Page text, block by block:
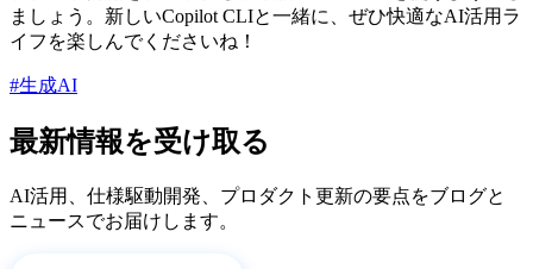
ましょう。新しいCopilot CLIと一緒に、ぜひ快適なAI活用ラ
イフを楽しんでくださいね！
#生成AI
最新情報を受け取る
AI活用、仕様駆動開発、プロダクト更新の要点をブログと
ニュースでお届けします。